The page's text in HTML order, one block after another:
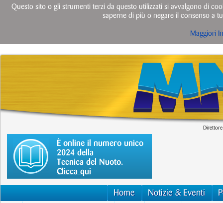
È online il numero unico
2024 della
Tecnica del Nuoto.
Clicca qui
Home Notizie & Eventi
Questo sito o gli strumenti terzi da questo utilizzati si avvalgono di
saperne di più o negare il consenso a
Maggiori